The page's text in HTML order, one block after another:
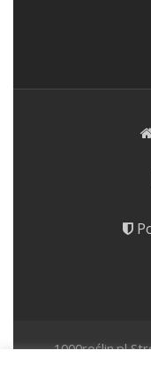
1000roślin.pl